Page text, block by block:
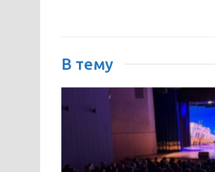
В тему